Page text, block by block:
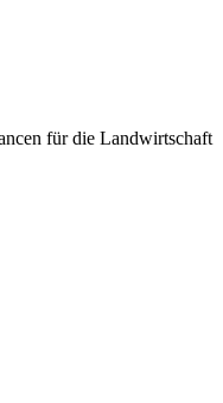
für die Landwirtschaft